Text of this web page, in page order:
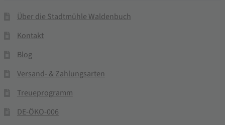
Über die Stadtmühle Waldenbuch
Kontakt
Blog
Versand- & Zahlungsarten
Treueprogramm
DE-ÖKO-006